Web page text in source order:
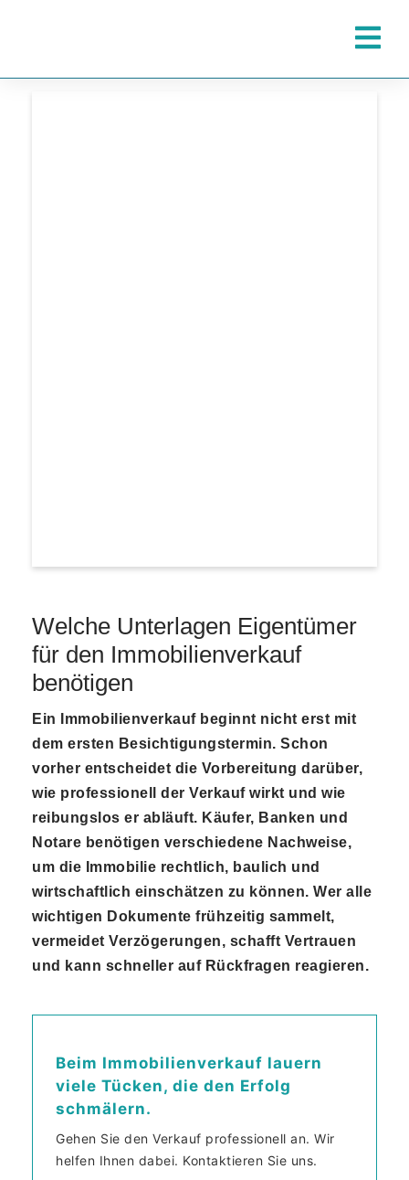
Welche Unterlagen Eigentümer
für den Immobilienverkauf
benötigen
Ein Immobilienverkauf beginnt nicht erst mit
dem ersten Besichtigungstermin. Schon
vorher entscheidet die Vorbereitung darüber,
wie professionell der Verkauf wirkt und wie
reibungslos er abläuft. Käufer, Banken und
Notare benötigen verschiedene Nachweise,
um die Immobilie rechtlich, baulich und
wirtschaftlich einschätzen zu können. Wer alle
wichtigen Dokumente frühzeitig sammelt,
vermeidet Verzögerungen, schafft Vertrauen
und kann schneller auf Rückfragen reagieren.
Beim Immobilienverkauf lauern
viele Tücken, die den Erfolg
schmälern.
Gehen Sie den Verkauf professionell an. Wir
helfen Ihnen dabei. Kontaktieren Sie uns.